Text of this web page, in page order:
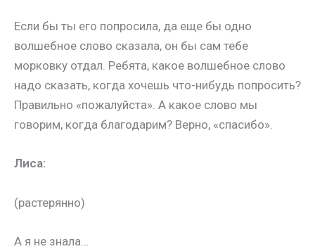
Если бы ты его попросила, да еще бы одно
волшебное слово сказала, он бы сам тебе
морковку отдал. Ребята, какое волшебное слово
надо сказать, когда хочешь что-нибудь попросить?
Правильно «пожалуйста». А какое слово мы
говорим, когда благодарим? Верно, «спасибо».
Лиса:
(растерянно)
А я не знала…